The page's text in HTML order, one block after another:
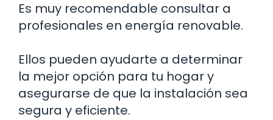
Es muy recomendable consultar a
profesionales en energía renovable.
Ellos pueden ayudarte a determinar
la mejor opción para tu hogar y
asegurarse de que la instalación sea
segura y eficiente.